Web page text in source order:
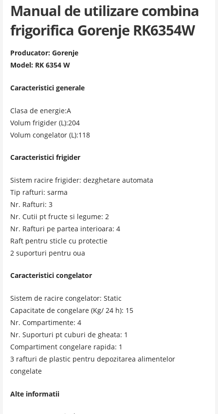
Manual de utilizare combina
frigorifica Gorenje RK6354W
Producator: Gorenje
Model: RK 6354 W
Caracteristici generale
Clasa de energie:A
Volum frigider (L):204
Volum congelator (L):118
Caracteristici frigider
Sistem racire frigider: dezghetare automata
Tip rafturi: sarma
Nr. Rafturi: 3
Nr. Cutii pt fructe si legume: 2
Nr. Rafturi pe partea interioara: 4
Raft pentru sticle cu protectie
2 suporturi pentru oua
Caracteristici congelator
Sistem de racire congelator: Static
Capacitate de congelare (Kg/ 24 h): 15
Nr. Compartimente: 4
Nr. Suporturi pt cuburi de gheata: 1
Compartiment congelare rapida: 1
3 rafturi de plastic pentru depozitarea alimentelor
congelate
Alte informatii